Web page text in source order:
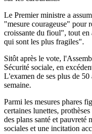
Le Premier ministre a
"mesure courageuse" pour
croissante du fioul", tout
qui sont les plus fragiles".
Sitôt après le vote,
Sécurité sociale, en
L'examen de ses plus de
semaine.
Parmi les mesures phares
certaines lunettes,
des plans santé et pauvreté
sociales et une incitation